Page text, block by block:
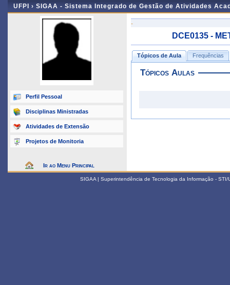
UFPI › SIGAA - Sistema Integrado de Gestão de Atividades
Perfil Pessoal
Disciplinas Ministradas
Atividades de Extensão
Projetos de Monitoria
Ir ao Menu Principal
-
DCE0135 -
Tópicos de Aula Frequências
Tópicos Aulas
SIGAA | Superintendência de Tecnologia da Informação -